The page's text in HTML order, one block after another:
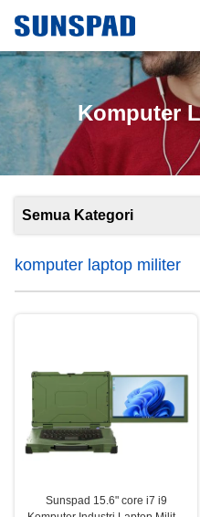
Komputer
Semua Kategori
komputer laptop militer
Sunspad 15.6" core i7 i9